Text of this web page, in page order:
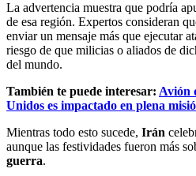
La advertencia muestra que podría
de esa región. Expertos consideran
enviar un mensaje más que ejecutar
riesgo de que milicias o aliados de
del mundo.
También te puede interesar: Avión
Unidos es impactado en plena
Mientras todo esto sucede, Irán
aunque las festividades fueron más
guerra.